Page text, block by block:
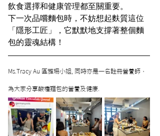
飲食選擇和健康管理都至關重要。
下一次品嚐麵包時，不妨想起麩質這位
「隱形工匠」，它默默地支撐著整個麵
包的靈魂結構！
Ms.Tracy Au 區雅珊小姐, 同時亦是一名註冊營養師，
為大家分享酸種麵包的營養及健康.